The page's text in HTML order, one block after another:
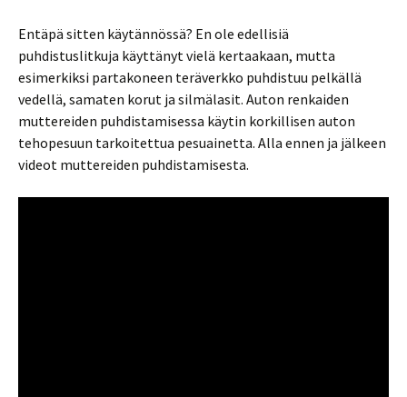
Entäpä sitten käytännössä? En ole edellisiä
puhdistuslitkuja käyttänyt vielä kertaakaan, mutta
esimerkiksi partakoneen teräverkko puhdistuu pelkällä
vedellä, samaten korut ja silmälasit. Auton renkaiden
muttereiden puhdistamisessa käytin korkillisen auton
tehopesuun tarkoitettua pesuainetta. Alla ennen ja jälkeen
videot muttereiden puhdistamisesta.